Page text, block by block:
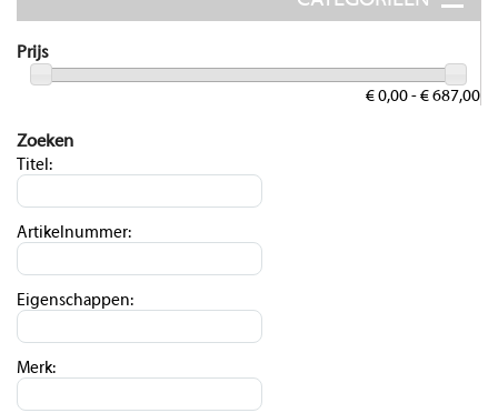
Prijs
€ 0,00 - € 687,00
Zoeken
Titel:
Artikelnummer:
Eigenschappen:
Merk: